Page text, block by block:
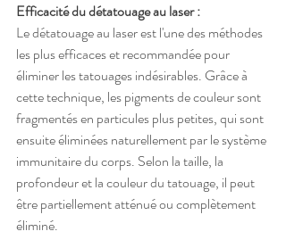
Efficacité du détatouage au laser :
Le détatouage au laser est l'une des méthodes
les plus efficaces et recommandée pour
éliminer les tatouages indésirables. Grâce à
cette technique, les pigments de couleur sont
fragmentés en particules plus petites, qui sont
ensuite éliminées naturellement par le système
immunitaire du corps. Selon la taille, la
profondeur et la couleur du tatouage, il peut
être partiellement atténué ou complètement
éliminé.